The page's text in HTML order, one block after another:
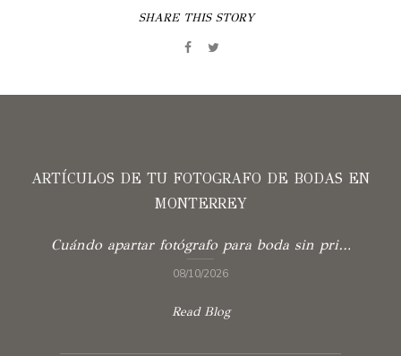
SHARE THIS STORY
ARTÍCULOS DE TU FOTOGRAFO DE BODAS EN
MONTERREY
Cuándo apartar fotógrafo para boda sin prisas
08/10/2026
Read Blog